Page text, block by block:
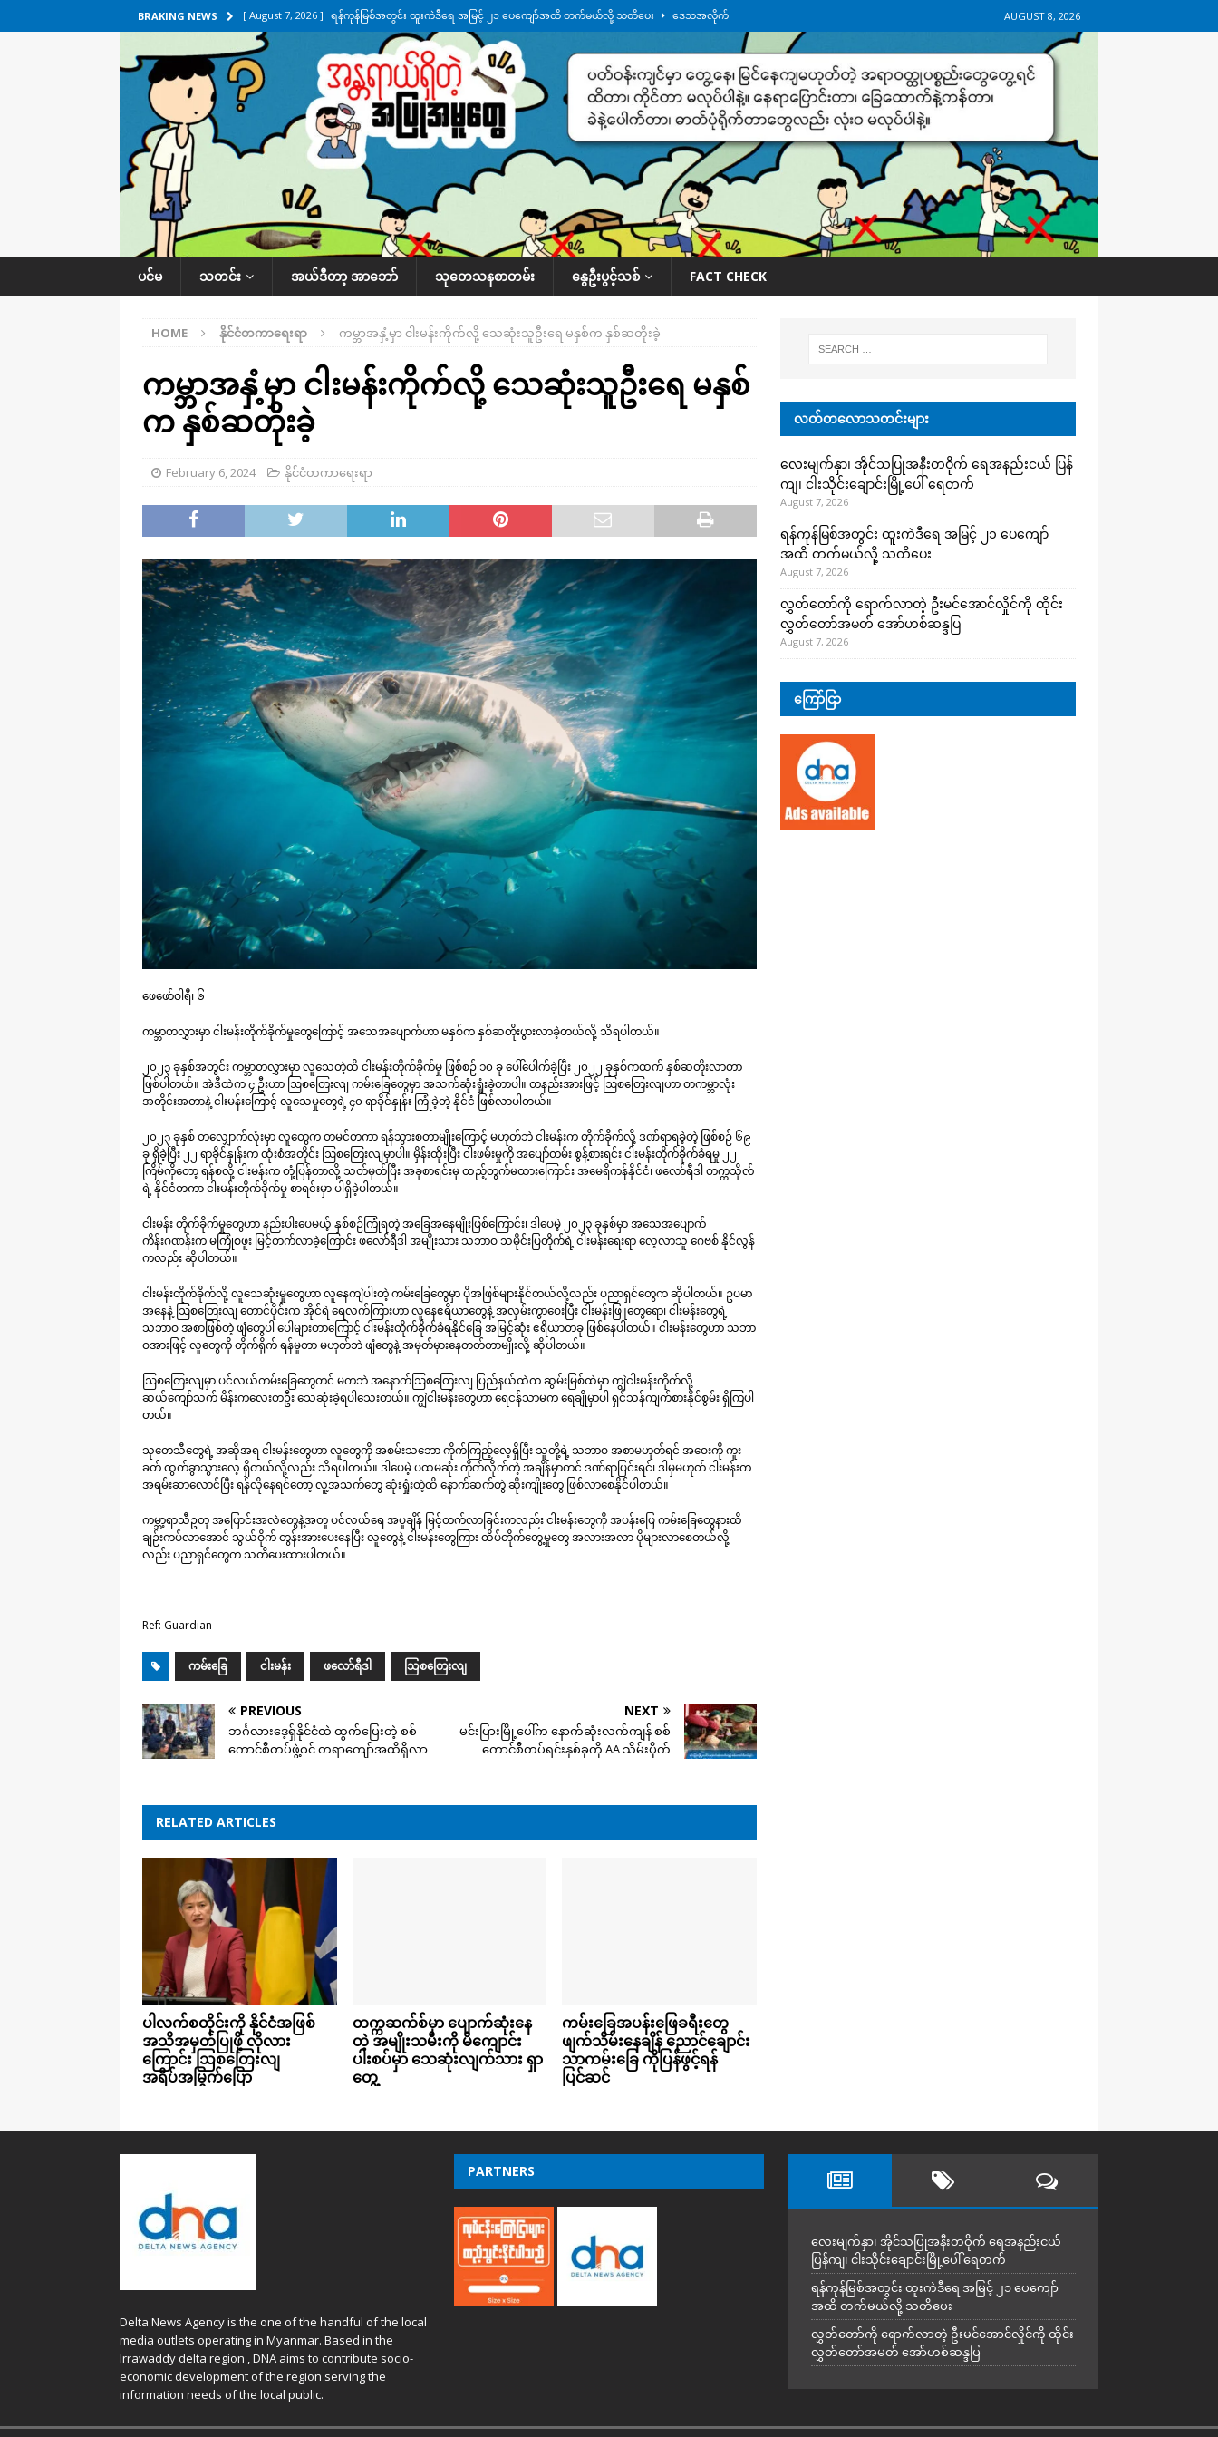
BRAKING NEWS [ August 7, 2026 ] ရန်ကုန်မြစ်အတွင်း ထူးကဲဒီရေ အ​မြင့် ၂၁ ပေကျော်အထိ တက်မယ်လို့ သတိပေး ဒေသအလိုက်
သတင်းကဏ္ဍ
[ August 7, 2026 ] လွှတ်တော်ကို ရောက်လာတဲ့ ဦးမင်အောင်လှိုင်ကို ထိုင်းလွှတ်တော်အမတ် အော်ဟစ်ဆန္ဒပြ
UNCATEGORIZED
[ August 6, 2026 ] တာကျိုးပြီး ခုနှစ်ရက်မြောက်နေ့မှာ ငသိုင်းချောင်းမြို့ကို ရေစတင်ရောက်ရှိ ဒေသအလိုက် သတင်း
[ August 6, 2026 ] လေးမျက်နှာမှာ ရေဘေးကူနေတဲ့ ငသိုင်းချောင်းဒေသခံ လူငယ်တဦး ရေစီးနဲ့မျောပါသေဆုံး
အလိုက် သတင်းကဏ္ဍ
[ August 7, 2026 ] လေးမျက်နှာ၊ အိုင်သပြုအနီးတဝိုက် ရေအနည်းငယ် ပြန်ကျ၊ ငါးသိုင်းချောင်းမြို့ပေါ် ရေတက်
ဒေသအလိုက် သတင်းကဏ္ဍ
AUGUST 8, 2026
ပင်မ သတင်း အယ်ဒီတာ့ အာဘော် သုတေသနစာတမ်း နွေဦးပွင့်သစ် FACT CHECK
HOME နိုင်ငံတကာရေးရာ ကမ္ဘာအနှံ့မှာ ငါးမန်းကိုက်လို့ သေဆုံးသူဦးရေ မနှစ်က နှစ်ဆတိုးခဲ့
ကမ္ဘာအနှံ့မှာ ငါးမန်းကိုက်လို့ သေဆုံးသူဦးရေ မနှစ်
က နှစ်ဆတိုးခဲ့
February 6, 2024 နိုင်ငံတကာရေးရာ
ဖေဖော်ဝါရီ၊ ၆
ကမ္ဘာတလွှားမှာ ငါးမန်းတိုက်ခိုက်မှုတွေကြောင့် အသေအပျောက်ဟာ မနှစ်က နှစ်ဆတိုးပွားလာခဲ့တယ်လို့ သိရပါတယ်။
၂၀၂၃ ခုနှစ်အတွင်း ကမ္ဘာတလွှားမှာ လူသေတဲ့ထိ ငါးမန်းတိုက်ခိုက်မှု ဖြစ်စဉ် ၁၀ ခု ပေါ်ပေါက်ခဲ့ပြီး ၂၀၂၂ ခုနှစ်ကထက် နှစ်ဆတိုးလာတာ
ဖြစ်ပါတယ်။ အဲဒီထဲက ၄ ဦးဟာ ဩစတြေးလျ ကမ်းခြေတွေမှာ အသက်ဆုံးရှုံးခဲ့တာပါ။ တနည်းအားဖြင့် ဩစတြေးလျဟာ တကမ္ဘာလုံး
အတိုင်းအတာနဲ့ ငါးမန်းကြောင့် လူသေမှုတွေရဲ့ ၄၀ ရာခိုင်နှုန်း ကြုံခဲ့တဲ့ နိုင်ငံ ဖြစ်လာပါတယ်။
၂၀၂၃ ခုနှစ် တလျှောက်လုံးမှာ လူတွေက တမင်တကာ ရန်သွားစတာမျိုးကြောင့် မဟုတ်ဘဲ ငါးမန်းက တိုက်ခိုက်လို့ ဒဏ်ရာရခဲ့တဲ့ ဖြစ်စဉ် ၆၉
ခု ရှိခဲ့ပြီး ၂၂ ရာခိုင်နှုန်းက ထုံးစံအတိုင်း ဩစတြေးလျမှာပါ။ မှိန်းထိုးပြီး ငါးဖမ်းမှုကို အပျော်တမ်း စွန့်စားရင်း ငါးမန်းတိုက်ခိုက်ခံရမှု ၂၂
ကြိမ်ကိုတော့ ရန်စလို့ ငါးမန်းက တုံ့ပြန်တာလို့ သတ်မှတ်ပြီး အခုစာရင်းမှ ထည့်တွက်မထားကြောင်း အမေရိကန်နိုင်ငံ၊ ဖလော်ရီဒါ တက္ကသိုလ်
ရဲ့ နိုင်ငံတကာ ငါးမန်းတိုက်ခိုက်မှု စာရင်းမှာ ပါရှိခဲ့ပါတယ်။
ငါးမန်း တိုက်ခိုက်မှုတွေဟာ နည်းပါးပေမယ့် နှစ်စဉ်ကြုံရတဲ့ အခြေအနေမျိုးဖြစ်ကြောင်း၊ ဒါပေမဲ့ ၂၀၂၃ ခုနှစ်မှာ အသေအပျောက်
ကိန်းဂဏန်းက မကြုံစဖူး မြင့်တက်လာခဲ့ကြောင်း ဖလော်ရီဒါ အမျိုးသား သဘာဝ သမိုင်းပြတိုက်ရဲ့ ငါးမန်းရေးရာ လေ့လာသူ ဂေဗစ် နိုင်လွန်
ကလည်း ဆိုပါတယ်။
ငါးမန်းတိုက်ခိုက်လို့ လူသေဆုံးမှုတွေဟာ လူနေကျဲပါးတဲ့ ကမ်းခြေတွေမှာ ပိုအဖြစ်များနိုင်တယ်လို့လည်း ပညာရှင်တွေက ဆိုပါတယ်။ ဥပမာ
အနေနဲ့ ဩစတြေးလျ တောင်ပိုင်းက အိုင်ရဲ ရေလက်ကြားဟာ လူနေဧရိယာတွေနဲ့ အလှမ်းကွာဝေးပြီး ငါးမန်းဖြူတွေရော၊ ငါးမန်းတွေရဲ့
သဘာဝ အစာဖြစ်တဲ့ ဖျံတွေပါ ပေါများတာကြောင့် ငါးမန်းတိုက်ခိုက်ခံရနိုင်​ခြေ အမြင့်ဆုံး ဧရိယာတခု ဖြစ်နေပါတယ်။ ငါးမန်းတွေဟာ သဘာ
ဝအားဖြင့် လူတွေကို တိုက်ရိုက် ရန်မူတာ မဟုတ်ဘဲ ဖျံတွေနဲ့ အမှတ်မှားနေတတ်တာမျိုးလို့ ဆိုပါတယ်။
ဩစတြေးလျမှာ ပင်လယ်ကမ်းခြေတွေတင် မကဘဲ အနောက်ဩစတြေးလျ ပြည်နယ်ထဲက ဆွမ်းမြစ်ထဲမှာ ကျွဲငါးမန်းကိုက်လို့
ဆယ်ကျော်သက် မိန်းကလေးတဦး သေဆုံးခဲ့ရပါသေးတယ်။ ကျွဲငါးမန်းတွေဟာ ရေငန်သာမက ရေချိုမှာပါ ရှင်သန်ကျက်စားနိုင်စွမ်း ရှိကြပါ
တယ်။
သုတေသီတွေရဲ့ အဆိုအရ ငါးမန်းတွေဟာ လူတွေကို အစမ်းသဘော ကိုက်ကြည့်လေ့ရှိပြီး သူတို့ရဲ့ သဘာဝ အစာမဟုတ်ရင် အဝေးကို ကူး
ခတ် ထွက်ခွာသွားလေ့ ရှိတယ်လို့လည်း သိရပါတယ်။ ဒါပေမဲ့ ပထမဆုံး ကိုက်လိုက်တဲ့ အချိန်မှာတင် ဒဏ်ရာပြင်းရင်၊ ဒါမှမဟုတ် ငါးမန်းက
အရမ်းဆာလောင်ပြီး ရန်လိုနေရင်တော့ လူ့အသက်တွေ ဆုံးရှုံးတဲ့ထိ နောက်ဆက်တွဲ ဆိုးကျိုးတွေ ဖြစ်လာစေနိုင်ပါတယ်။
ကမ္ဘာ့ရာသီဥတု အပြောင်းအလဲတွေနဲ့အတူ ပင်လယ်ရေ အပူချိန် မြင့်တက်လာခြင်းကလည်း ငါးမန်းတွေကို အပန်းဖြေ ကမ်းခြေတွေနားထိ
ချဉ်းကပ်လာအောင် သွယ်ဝိုက် တွန်းအားပေးနေပြီး လူတွေနဲ့ ငါးမန်းတွေကြား ထိပ်တိုက်တွေ့မှုတွေ အလားအလာ ပိုများလာစေတယ်လို့
လည်း ပညာရှင်တွေက သတိပေးထားပါတယ်။
Ref: Guardian
ကမ်းခြေ ငါးမန်း ဖလော်ရီဒါ သြစတြေးလျ
PREVIOUS
ဘင်္ဂလားဒေ့ရှ်နိုင်ငံထဲ ထွက်ပြေးတဲ့ စစ်
ကောင်စီတပ်ဖွဲ့ဝင် တရာကျော်အထိရှိလာ
NEXT
မင်းပြားမြို့ပေါ်က နောက်ဆုံးလက်ကျန် စစ်
ကောင်စီတပ်ရင်းနှစ်ခုကို AA သိမ်းပိုက်
RELATED ARTICLES
ပါလက်စတိုင်းကို နိုင်ငံအဖြစ်
အသိအမှတ်ပြုဖို့ လိုလား
ကြောင်း ဩစတြေးလျ
အရိပ်အမြွက်ပြော
တက္ကဆက်စ်မှာ ပျောက်ဆုံးနေ
တဲ့ အမျိုးသမီးကို မိကျောင်း
ပါးစပ်မှာ သေဆုံးလျက်သား ရှာ
တွေ့
ကမ်းခြေအပန်းဖြေခရီးတွေ
ဖျက်သိမ်းနေချိန် ညောင်ချောင်း
သာကမ်းခြေ ကိုပြန်ဖွင့်ရန်
ပြင်ဆင်
လတ်တလောသတင်းများ
လေးမျက်နှာ၊ အိုင်သပြုအနီးတဝိုက် ရေအနည်းငယ် ပြန်
ကျ၊ ငါးသိုင်းချောင်းမြို့ပေါ် ရေတက်
August 7, 2026
ရန်ကုန်မြစ်အတွင်း ထူးကဲဒီရေ အ​မြင့် ၂၁ ပေကျော်
အထိ တက်မယ်လို့ သတိပေး
August 7, 2026
လွှတ်တော်ကို ရောက်လာတဲ့ ဦးမင်အောင်လှိုင်ကို ထိုင်း
လွှတ်တော်အမတ် အော်ဟစ်ဆန္ဒပြ
August 7, 2026
ကြော်ငြာ
Delta News Agency is the one of the handful of the local
media outlets operating in Myanmar. Based in the
Irrawaddy delta region , DNA aims to contribute socio-
economic development of the region serving the
information needs of the local public.
PARTNERS
လေးမျက်နှာ၊ အိုင်သပြုအနီးတဝိုက် ရေအနည်းငယ်
ပြန်ကျ၊ ငါးသိုင်းချောင်းမြို့ပေါ် ရေတက်
ရန်ကုန်မြစ်အတွင်း ထူးကဲဒီရေ အ​မြင့် ၂၁ ပေကျော်
အထိ တက်မယ်လို့ သတိပေး
လွှတ်တော်ကို ရောက်လာတဲ့ ဦးမင်အောင်လှိုင်ကို ထိုင်း
လွှတ်တော်အမတ် အော်ဟစ်ဆန္ဒပြ